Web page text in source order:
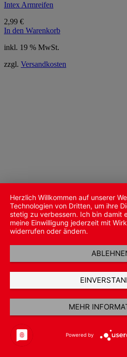
Intex Armreifen
2,99 €
In den Warenkorb
inkl. 19 % MwSt.
zzgl. Versandkosten
Herzlich Willkommen auf unserer
Technologien von Dritten, um ihre
stetig zu verbessern. Ich bin damit
meine Einwilligung jederzeit mit
widerrufen oder ändern.
MEHR
Powered by